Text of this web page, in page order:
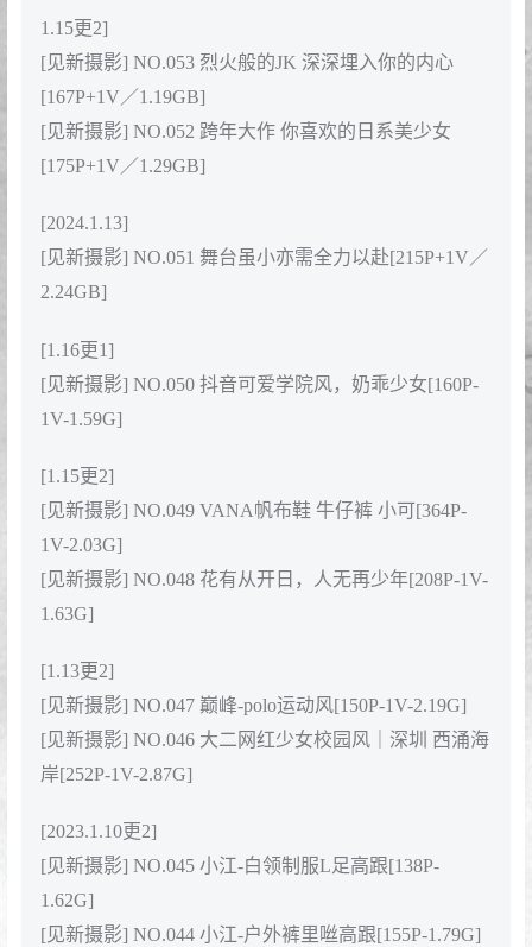
1.15更2]
[见新摄影] NO.053 烈火般的JK 深深埋入你的内心
[167P+1V／1.19GB]
[见新摄影] NO.052 跨年大作 你喜欢的日系美少女
[175P+1V／1.29GB]
[2024.1.13]
[见新摄影] NO.051 舞台虽小亦需全力以赴[215P+1V／
2.24GB]
[1.16更1]
[见新摄影] NO.050 抖音可爱学院风，奶乖少女[160P-
1V-1.59G]
[1.15更2]
[见新摄影] NO.049 VANA帆布鞋 牛仔裤 小可[364P-
1V-2.03G]
[见新摄影] NO.048 花有从开日，人无再少年[208P-1V-
1.63G]
[1.13更2]
[见新摄影] NO.047 巅峰-polo运动风[150P-1V-2.19G]
[见新摄影] NO.046 大二网红少女校园风｜深圳 西涌海
岸[252P-1V-2.87G]
[2023.1.10更2]
[见新摄影] NO.045 小江-白领制服L足高跟[138P-
1.62G]
[见新摄影] NO.044 小江-户外裤里咝高跟[155P-1.79G]